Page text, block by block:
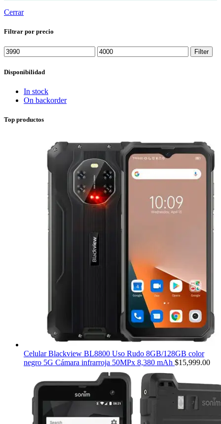
Cerrar
Filtrar por precio
Min
price
Max
price
Filter
Disponibilidad
In stock
On backorder
Top productos
Celular Blackview BL8800 Uso Rudo 8GB/128GB color
negro 5G Cámara infrarroja 50MPx 8,380 mAh $15,999.00